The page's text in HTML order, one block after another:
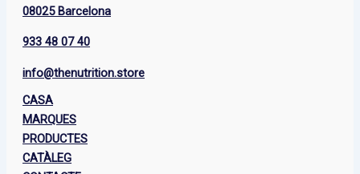
08025 Barcelona
933 48 07 40
info@thenutrition.store
CASA
MARQUES
PRODUCTES
CATÀLEG